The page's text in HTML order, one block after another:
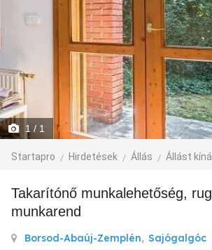
1 / 1
Startapro Hirdetések Állás Állást kínál
Takarítónő munkalehetőség, rugalmas
munkarend
Borsod-Abaúj-Zemplén, Sajógalgóc